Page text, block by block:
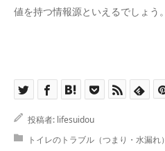
値を持つ情報源といえるでしょう。
投稿者: lifesuidou
トイレのトラブル（つまり・水漏れ）